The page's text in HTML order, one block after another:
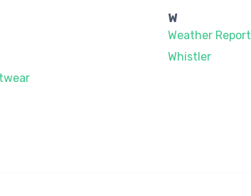
W
Weather Report
Whistler